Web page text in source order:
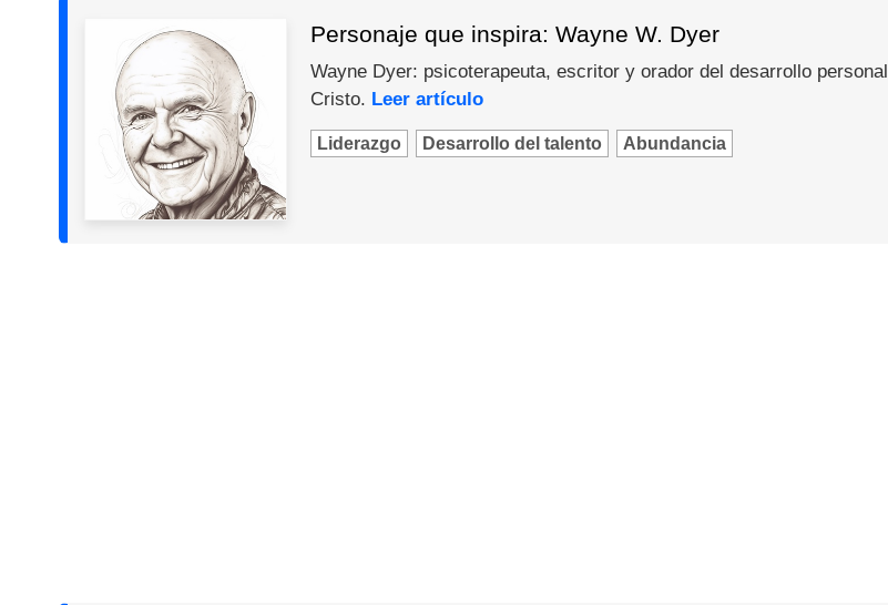
Personaje que inspira: Wayne W. Dyer
Wayne Dyer: psicoterapeuta, escritor y orador del desarrollo
Cristo. Leer artículo
Liderazgo Desarrollo del talento Abundancia